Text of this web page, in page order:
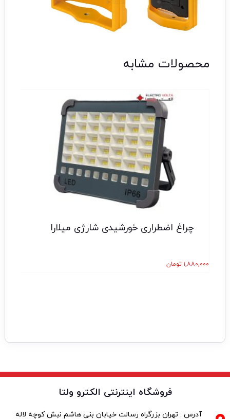
محصولات مشابه
چراغ اضطراری خورشیدی شارژی میلارا
۱,۸۸۰,۰۰۰ تومان
فروشگاه اینترنتی الکترو ولتا
آدرس : تهران بزرگراه رسالت خیابان بنی هاشم نبش کوچه لاله